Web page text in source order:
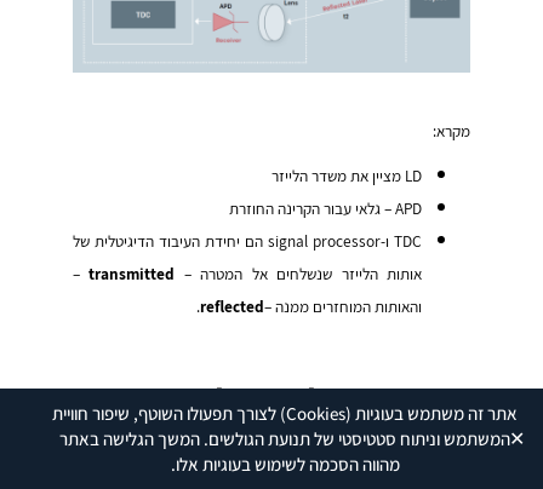
אתר זה משתמש בעוגיות(Cookies) לצורך תפעולו השוטף, שיפור חוויית
המשתמש וניתוח סטטיסטי של תנועת הגולשים. המשך הגלישה באתר
מהווה הסכמה לשימוש בעוגיות אלו.
✕
מקרא:
LD מציין את משדר הלייזר
APD – גלאי עבור הקרינה החוזרת
TDC ו-signal processor הם יחידת העיבוד הדיגיטלית של
אותות הלייזר שנשלחים אל המטרה – transmitted
–
והאותות המוחזרים ממנה –reflected
.
שיטות גילוי של מערכות
LiDAR